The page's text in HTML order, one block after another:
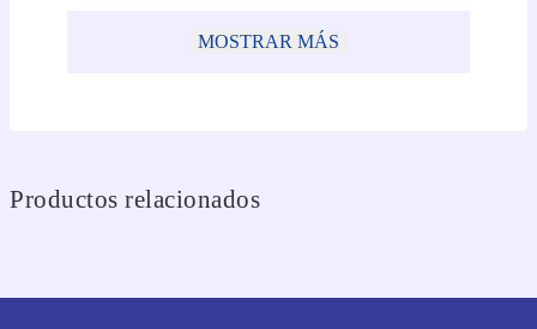
MOSTRAR MÁS
Productos relacionados